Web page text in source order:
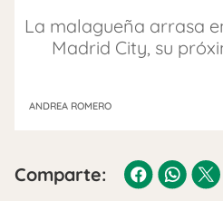
La malagueña arrasa
Madrid City, su
ANDREA ROMERO
Comparte: